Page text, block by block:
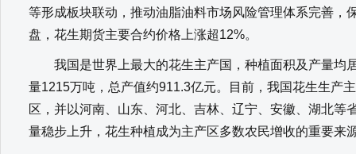
等形成板块联动，推动油脂油料市场风险管理体系完善，
盘，花生期货主要合约价格上涨超12%。
我国是世界上最大的花生主产国，种植面积及产量均
量1215万吨，总产值约911.3亿元。目前，我国花生生产
区，并以河南、山东、河北、吉林、辽宁、安徽、湖北等
量稳步上升，花生种植成为主产区多数农民增收的重要来